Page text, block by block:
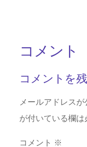
コメント
コメントを
メールアドレスが
が付いている欄は
コメント ※